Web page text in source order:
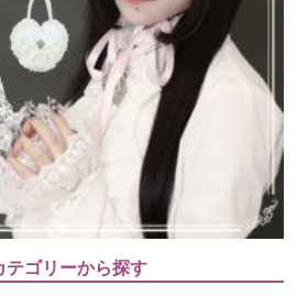
テゴリーから探す